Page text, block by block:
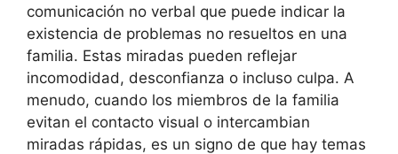
comunicación no verbal que puede indicar la
existencia de problemas no resueltos en una
familia. Estas miradas pueden reflejar
incomodidad, desconfianza o incluso culpa. A
menudo, cuando los miembros de la familia
evitan el contacto visual o intercambian
miradas rápidas, es un signo de que hay temas